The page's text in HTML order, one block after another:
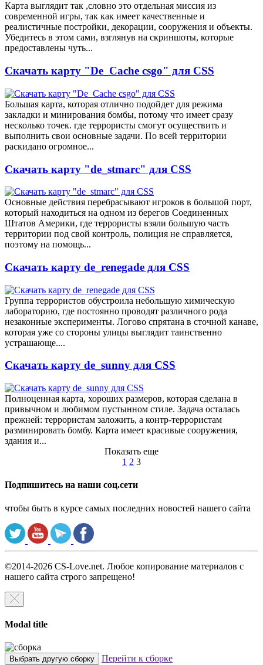
Карта выглядит так ,словно это отдельная миссия из
современной игры, так как имеет качественные и
реалистичные постройки, декорации, сооружения и объекты.
Убедитесь в этом сами, взглянув на скриншоты, которые
предоставлены чуть...
Скачать карту "De_Cache csgo" для CSS
Большая карта, которая отлично подойдет для режима
закладки и минирования бомбы, потому что имеет сразу
несколько точек. где террористы смогут осуществить и
выполнить свои основные задачи. По всей территории
раскидано огромное...
Скачать карту "de_stmarc" для CSS
Основные действия перебрасывают игроков в большой порт,
который находиться на одном из берегов Соединенных
Штатов Америки, где террористы взяли большую часть
территории под свой контроль, полиция не справляется,
поэтому на помощь...
Скачать карту de_renegade для CSS
Группа террористов обустроила небольшую химическую
лабораторию, где постоянно проводят различного рода
незаконные эксперименты. Логово спрятана в сточной канаве,
которая уже со стороны улицы выглядит таинственно
устрашающе....
Скачать карту de_sunny для CSS
Полноценная карта, хороших размеров, которая сделана в
привычном и любимом пустынном стиле. Задача осталась
прежней: террористам заложить, а контр-террористам
разминировать бомбу. Карта имеет красивые сооружения,
здания и...
Показать еще
1 2 3
Подпишитесь на наши соц.сети
чтобы быть в курсе самых последних новостей нашего сайта
©2014-2026 CS-Love.net. Любое копирование материалов с
нашего сайта строго запрещено!
Modal title
Выбрать другую сборку Перейти к сборке